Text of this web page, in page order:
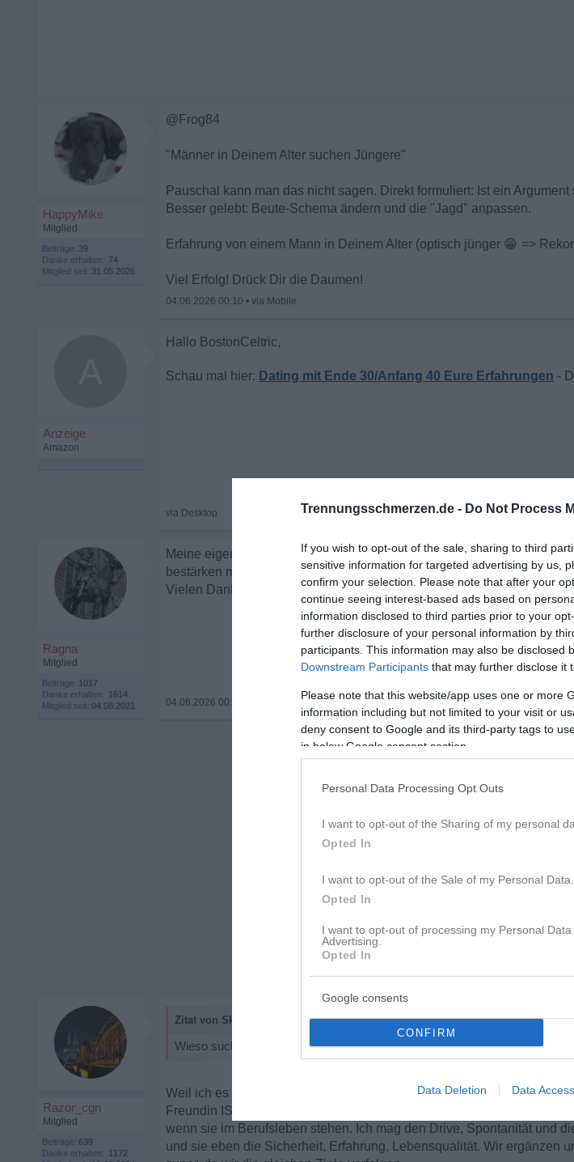
Trennungsschmerzen.de - Do Not Process
If you wish to opt-out of the sale, sharing to third
sensitive information for targeted advertising by us,
confirm your selection. Please note that after your
continue seeing interest-based ads based on
information disclosed to third parties prior to your
further disclosure of your personal information by
participants. This information may also be disclosed
Downstream Participants that may further disclose it
Please note that this website/app uses one or more
information including but not limited to your visit or
deny consent to Google and its third-party tags to
in below Google consent section.
Personal Data Processing Opt Outs
I want to opt-out of the Sharing of my personal
Opted In
I want to opt-out of the Sale of my Personal Data.
Opted In
I want to opt-out of processing my Personal
Advertising.
Opted In
Google consents
CONFIRM
Data Deletion Data Access
HappyMike
Mitglied
Beiträge: 39
Danke erhalten: 74
Mitglied seit: 31.05.2026
@Frog84
"Männer in Deinem Alter suchen Jüngere"
Pauschal kann man das nicht sagen. Direkt formuliert: Ist ein
Besser gelebt: Beute-Schema ändern und die "Jagd" anpassen.
Erfahrung von einem Mann in Deinem Alter (optisch jünger 😁 =>
Viel Erfolg! Drück Dir die Daumen!
04.06.2026 00:10 •
Dating mit Ende 30/Anfang 40 Eure Erfahrungen
Ragna
Mitglied
Beiträge: 1017
Danke erhalten: 1614
Mitglied seit: 04.08.2021
Meine eigenen Erfahrungen und die Berichte hier, die teilweise
bestärken mich mein Singleleben weiterhin zu genießen.
Vielen Dank!
04.06.2026 00:15
Razor_cgn
Mitglied
Beiträge: 639
Danke erhalten: 1172
Zitat von Skyflye:
Wieso suchst du mit 48 Frauen, die deine Töchter sein könnten?
Weil ich es mir "leisten" kann, nach meinen Erfahrungen und meine
Freundin IST 20 Jahre jünger. Sie steht auf Ältere und ich eben auf
wenn sie im Berufsleben stehen. Ich mag den Drive, Spontanität und
und sie eben die Sicherheit, Erfahrung, Lebensqualität. Wir ergänzen